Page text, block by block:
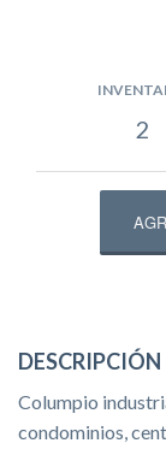
2
DESCRIPCIÓN
Columpio
condominios,